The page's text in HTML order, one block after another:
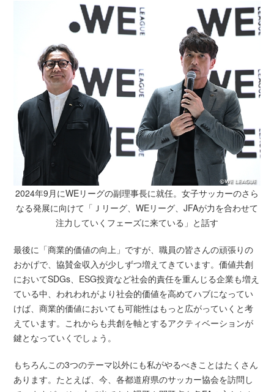
2024年9月にWEリーグの副理事長に就任。女子サッカーのさら
なる発展に向けて 「Ｊリーグ、WEリーグ、JFAが力を合わせて
注力していくフェーズに来ている」と話す
最後に「商業的価値の向上」ですが、職員の皆さんの頑張りの
おかげで、協賛金収入が少しずつ増えてきています。価値共創
においてSDGs、ESG投資など社会的責任を重んじる企業も増え
ている中、われわれがより社会的価値を高めてハブになってい
けば、商業的価値においても可能性はもっと広がっていくと考
えています。これからも共創を軸とするアクティベーションが
鍵となっていくでしょう。
もちろんこの3つのテーマ以外にも私がやるべきことはたくさん
あります。たとえば、今、各都道府県のサッカー協会を訪問し